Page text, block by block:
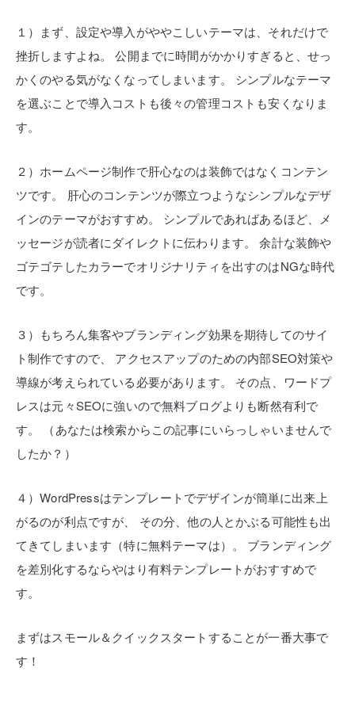
１）まず、設定や導入がややこしいテーマは、それだけで
挫折しますよね。
公開までに時間がかかりすぎると、せっ
かくのやる気がなくなってしまいます。
シンプルなテーマ
を選ぶことで導入コストも後々の管理コストも安くなりま
す。
２）ホームページ制作で肝心なのは装飾ではなくコンテン
ツです。
肝心のコンテンツが際立つようなシンプルなデザ
インのテーマがおすすめ。
シンプルであればあるほど、メ
ッセージが読者にダイレクトに伝わります。
余計な装飾や
ゴテゴテしたカラーでオリジナリティを出すのはNGな時代
です。
３）もちろん集客やブランディング効果を期待してのサイ
ト制作ですので、
アクセスアップのための内部SEO対策や
導線が考えられている必要があります。
その点、ワードプ
レスは元々SEOに強いので無料ブログよりも断然有利で
す。
（あなたは検索からこの記事にいらっしゃいませんで
したか？）
４）WordPressはテンプレートでデザインが簡単に出来上
がるのが利点ですが、
その分、他の人とかぶる可能性も出
てきてしまいます（特に無料テーマは）。
ブランディング
を差別化するならやはり有料テンプレートがおすすめで
す。
まずはスモール＆クイックスタートすることが一番大事で
す！